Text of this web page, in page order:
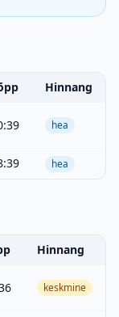
Hinnang
hea
hea
Hinnang
keskmine